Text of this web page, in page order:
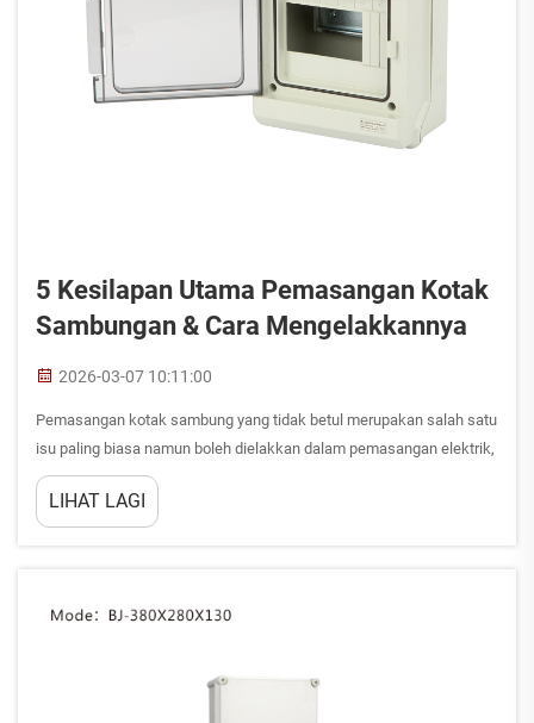
5 Kesilapan Utama Pemasangan Kotak
Sambungan & Cara Mengelakkannya
2026-03-07 10:11:00
Pemasangan kotak sambung yang tidak betul merupakan salah satu
isu paling biasa namun boleh dielakkan dalam pemasangan elektrik,
yang berpotensi menyebabkan bahaya keselamatan, pelanggaran
kod, dan kos pembaikan yang tinggi. Memahami kesilapan
pemasangan kritikal yang sering berlaku ...
LIHAT LAGI